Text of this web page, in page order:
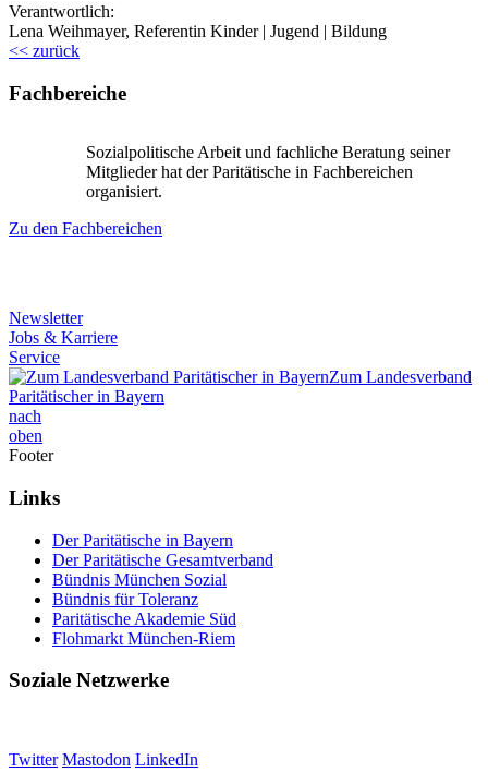
Verantwortlich:
Lena Weihmayer, Referentin Kinder | Jugend | Bildung
<< zurück
Fachbereiche
Sozialpolitische Arbeit und fachliche Beratung seiner
Mitglieder hat der Paritätische in Fachbereichen
organisiert.
Zu den Fachbereichen
Newsletter
Jobs & Karriere
Service
Zum Landesverband
Paritätischer in Bayern
nach
oben
Footer
Links
Der Paritätische in Bayern
Der Paritätische Gesamtverband
Bündnis München Sozial
Bündnis für Toleranz
Paritätische Akademie Süd
Flohmarkt München-Riem
Soziale Netzwerke
Twitter Mastodon LinkedIn